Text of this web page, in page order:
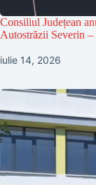
Consiliul Județean
Autostrăzii Severin –
iulie 14, 2026